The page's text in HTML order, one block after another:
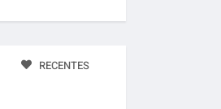
RECENTES